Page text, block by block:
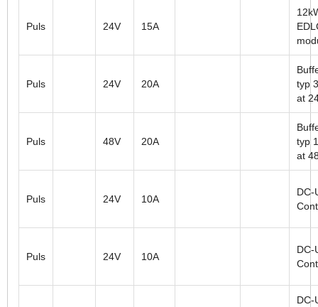
Puls 24V 15A
Puls 24V 20A
typ
at
Puls 48V 20A
typ
at
Puls 24V 10A
DC-
Puls 24V 10A
DC-
DC-